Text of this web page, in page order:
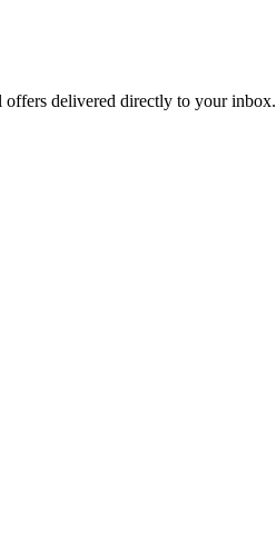
offers delivered directly to your inbox.